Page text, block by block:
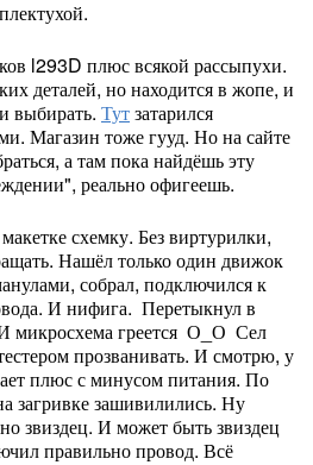
l293D плюс всякой рассыпухи.
деталей, но находится в жопе, и
выбирать. Тутзатарился
Магазин тоже гууд. Но на сайте
а там пока найдёшь эту
реально офигеешь.
схемку. Без виртурилки,
Нашёл только один движок
собрал, подключился к
И нифига. Перетыкнул в
микросхема греется О_О Сел
прозванивать. И смотрю, у
плюс с минусом питания. По
загривке зашивилились. Ну
звиздец. И может быть звиздец
правильно провод. Всё